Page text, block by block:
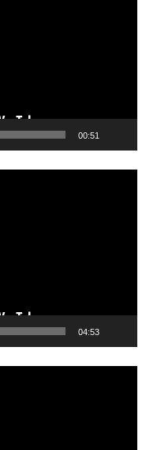
00:51
04:53